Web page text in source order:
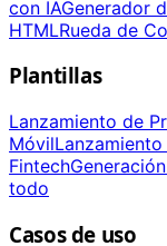
con IAGenerador
HTMLRueda de
Plantillas
Lanzamiento de
Móvil
Fintech
todo
Casos de uso